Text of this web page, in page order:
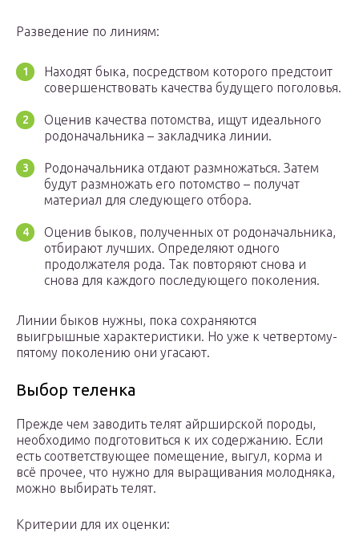
Разведение по линиям:
Находят быка, посредством которого предстоит
совершенствовать качества будущего поголовья.
Оценив качества потомства, ищут идеального
родоначальника – закладчика линии.
Родоначальника отдают размножаться. Затем
будут размножать его потомство – получат
материал для следующего отбора.
Оценив быков, полученных от родоначальника,
отбирают лучших. Определяют одного
продолжателя рода. Так повторяют снова и
снова для каждого последующего поколения.
Линии быков нужны, пока сохраняются
выигрышные характеристики. Но уже к четвертому-
пятому поколению они угасают.
Выбор теленка
Прежде чем заводить телят айрширской породы,
необходимо подготовиться к их содержанию. Если
есть соответствующее помещение, выгул, корма и
всё прочее, что нужно для выращивания молодняка,
можно выбирать телят.
Критерии для их оценки: